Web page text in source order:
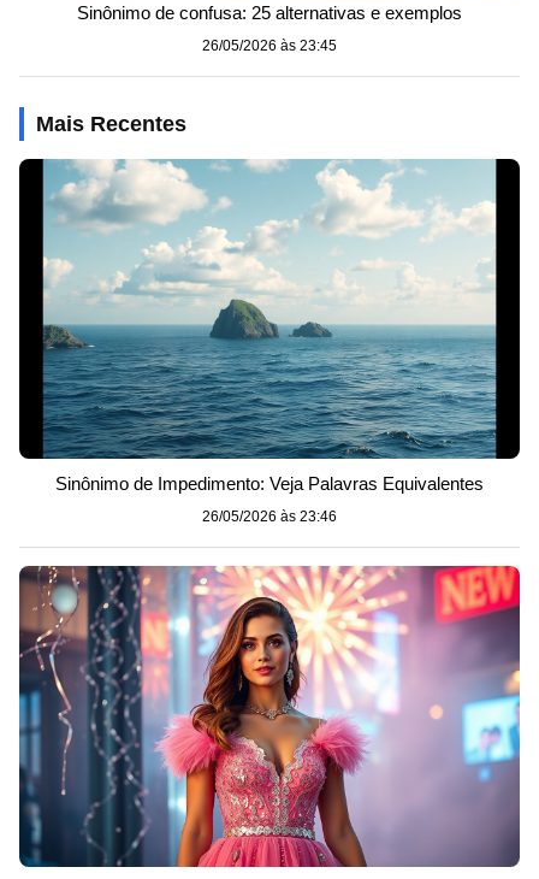
Sinônimo de confusa: 25 alternativas e exemplos
26/05/2026 às 23:45
Mais Recentes
Sinônimo de Impedimento: Veja Palavras Equivalentes
26/05/2026 às 23:46